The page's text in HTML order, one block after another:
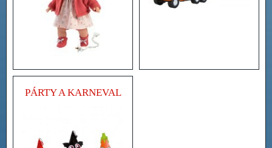
PÁRTY A KARNEVAL